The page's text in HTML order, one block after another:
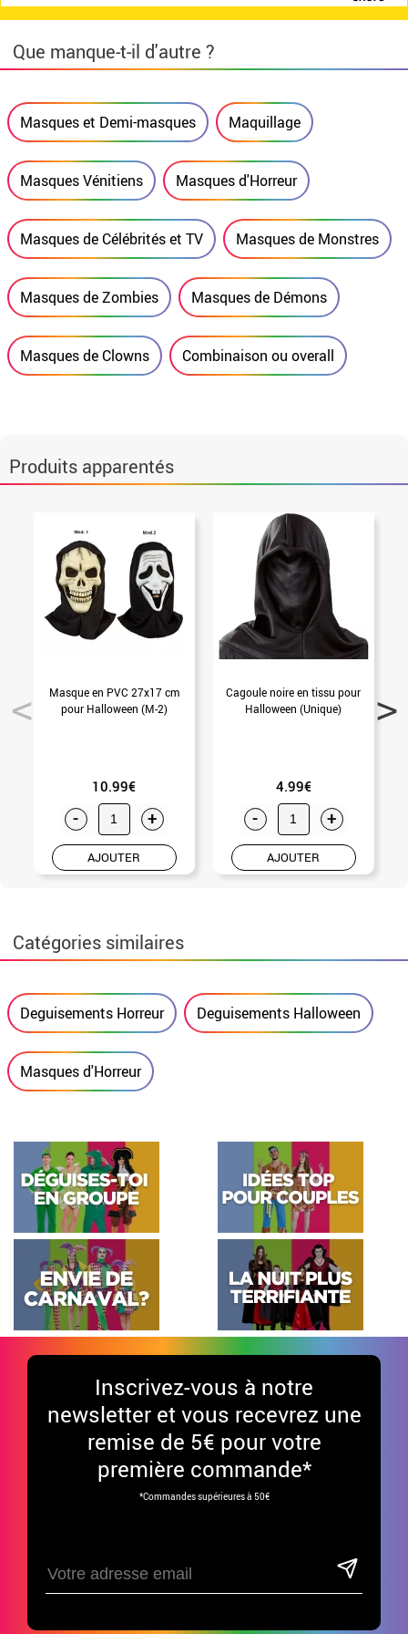
Que manque-t-il d'autre ?
Masques et Demi-masques Maquillage
Masques Vénitiens Masques d'Horreur
Masques de Célébrités et TV Masques de Monstres
Masques de Zombies Masques de Démons
Masques de Clowns Combinaison ou overall
Produits apparentés
Masque en PVC 27x17 cm
pour Halloween (M-2)
10.99€
- +
AJOUTER
Cagoule noire en tissu pour
Halloween (Unique)
4.99€
- +
AJOUTER
Catégories similaires
Deguisements Horreur Deguisements Halloween
Masques d'Horreur
Inscrivez-vous à notre
newsletter et vous recevrez une
remise de 5€ pour votre
première commande*
*Commandes supérieures à 50€